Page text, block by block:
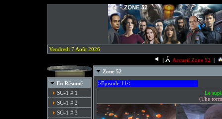
Vendredi 7 Août 2026
|
Accueil Zone 52 |
En Résumé
SG-1 # 1
SG-1 # 2
SG-1 # 3
Zone 52
>Episode 11<
Le
(The